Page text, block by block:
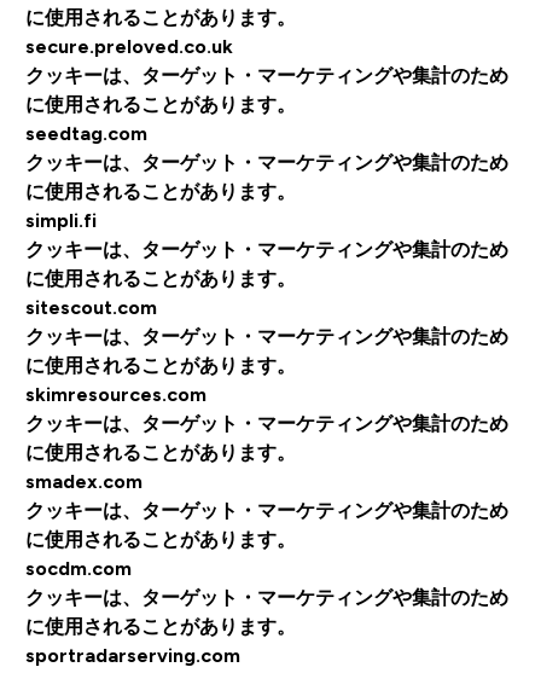
に使用されることがあります。
secure.preloved.co.uk
クッキーは、ターゲット・マーケティングや集計のため
に使用されることがあります。
seedtag.com
クッキーは、ターゲット・マーケティングや集計のため
に使用されることがあります。
simpli.fi
クッキーは、ターゲット・マーケティングや集計のため
に使用されることがあります。
sitescout.com
クッキーは、ターゲット・マーケティングや集計のため
に使用されることがあります。
skimresources.com
クッキーは、ターゲット・マーケティングや集計のため
に使用されることがあります。
smadex.com
クッキーは、ターゲット・マーケティングや集計のため
に使用されることがあります。
socdm.com
クッキーは、ターゲット・マーケティングや集計のため
に使用されることがあります。
sportradarserving.com